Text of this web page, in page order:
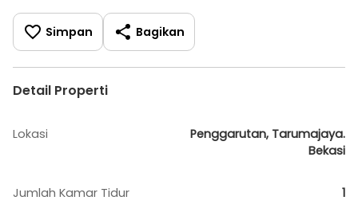
Simpan Bagikan
Detail Properti
Lokasi
Penggarutan, Tarumajaya.
Bekasi
Jumlah Kamar Tidur 1